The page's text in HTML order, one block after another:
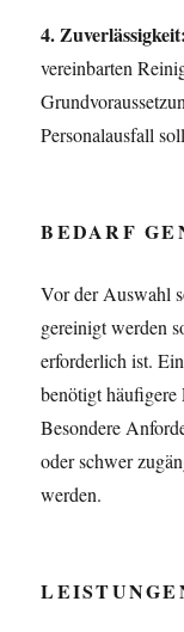
4. Zuverlässigkeit:
vereinbarten
Personalausfall
BEDARF
Vor der Auswahl
gereinigt werden
erforderlich ist.
benötigt häufigere
Besondere
oder schwer
werden.